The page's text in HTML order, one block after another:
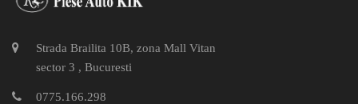
Strada Brailita 10B, zona Mall Vitan
sector 3 , Bucuresti
0775.166.298